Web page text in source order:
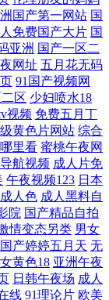
亚洲人成网站第一
久 日本综合中文字
片 极品午夜手机在
国产91青青视频 日
区高清视频 91黄色
站在线亚洲 先锋资
午夜一区二 超碰碰
楼论坛qm 国产亚
国产第一网站 国
免费国产大片 国
亚洲 国产一区二
网址 五月花无码
91国产视频网
区 少妇喷水18
视频 免费五月丁
黄色片网站 综合
里看 蜜桃午夜网
航视频 成人片免
午夜视频123 日本
人色 成人黑料自
院 国产精品自拍
情变态另类 男女
国产婷婷五月天 无
黄色18 亚洲午夜
日韩午夜场 成人
线 91理论片 欧美